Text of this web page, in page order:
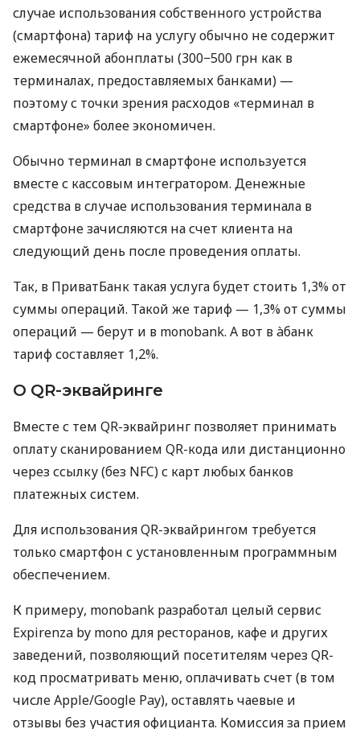
случае использования собственного устройства
(смартфона) тариф на услугу обычно не содержит
ежемесячной абонплаты (300−500 грн как в
терминалах, предоставляемых банками) —
поэтому с точки зрения расходов «терминал в
смартфоне» более экономичен.
Обычно терминал в смартфоне используется
вместе с кассовым интегратором. Денежные
средства в случае использования терминала в
смартфоне зачисляются на счет клиента на
следующий день после проведения оплаты.
Так, в ПриватБанк такая услуга будет стоить 1,3% от
суммы операций. Такой же тариф — 1,3% от суммы
операций — берут и в monobank. А вот в àбанк
тариф составляет 1,2%.
О QR-эквайринге
Вместе с тем QR-эквайринг позволяет принимать
оплату сканированием QR-кода или дистанционно
через ссылку (без NFC) с карт любых банков
платежных систем.
Для использования QR-эквайрингом требуется
только смартфон с установленным программным
обеспечением.
К примеру, monobank разработал целый сервис
Expirenza by mono для ресторанов, кафе и других
заведений, позволяющий посетителям через QR-
код просматривать меню, оплачивать счет (в том
числе Apple/Google Pay), оставлять чаевые и
отзывы без участия официанта. Комиссия за прием